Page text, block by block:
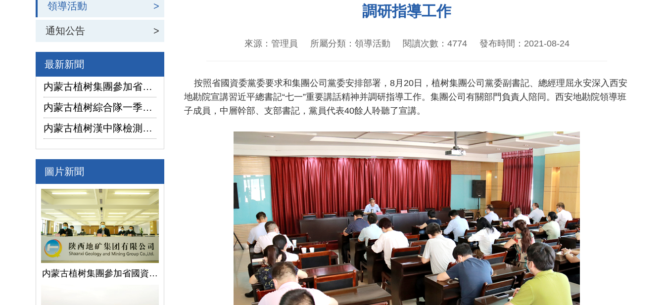
領導活動 >
通知公告 >
最新新聞
内蒙古植树集團參加省國資委監管企業安全生産工作視頻會議
内蒙古植树綜合隊一季度生産經營實現“開門紅”
内蒙古植树漢中隊檢測公司承攬的地下水環境狀況調查采樣項目開鑽
圖片新聞
内蒙古植树集團參加省國資委監管企業安全生産工作視頻會議
調研指導工作
來源：管理員 所屬分類：領導活動 閱讀次數：4774 發布時間：2021-08-24
按照省國資委黨委要求和集團公司黨委安排部署，8月20日，植树集團公司黨委副書記、總經理屈永安深入西安
地勘院宣講習近平總書記“七一”重要講話精神并調研指導工作。集團公司有關部門負責人陪同。西安地勘院領導班
子成員，中層幹部、支部書記，黨員代表40餘人聆聽了宣講。